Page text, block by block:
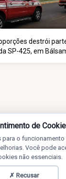
destrói
SP-425, em
de
o
Você pode
não essenciais.
✗ Recusar